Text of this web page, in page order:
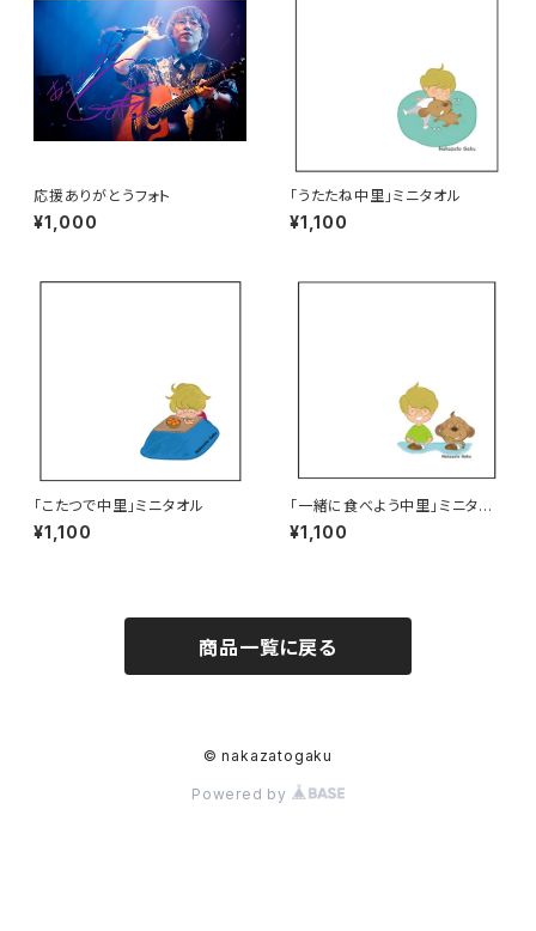
応援ありがとうフォト
¥1,000
「うたたね中里」ミニタオル
¥1,100
「こたつで中里」ミニタオル
¥1,100
「一緒に食べよう中里」ミニタオ
ル
¥1,100
商品一覧に戻る
© nakazatogaku
Powered by